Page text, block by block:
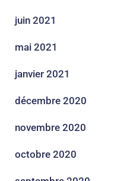
juin 2021
mai 2021
janvier 2021
décembre 2020
novembre 2020
octobre 2020